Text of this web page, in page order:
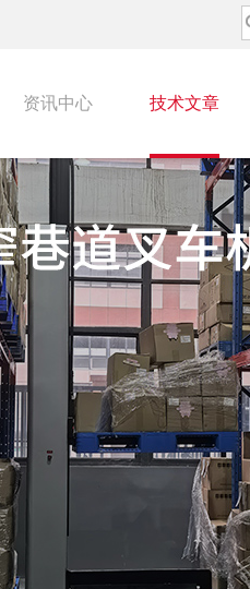
资讯中心 技术文章